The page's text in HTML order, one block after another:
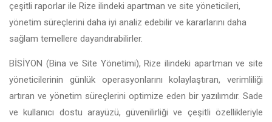
çeşitli raporlar ile Rize ilindeki apartman ve site yöneticileri,
yönetim süreçlerini daha iyi analiz edebilir ve kararlarını daha
sağlam temellere dayandırabilirler.
BİSİYON (Bina ve Site Yönetimi), Rize ilindeki apartman ve site
yöneticilerinin günlük operasyonlarını kolaylaştıran, verimliliği
artıran ve yönetim süreçlerini optimize eden bir yazılımdır. Sade
ve kullanıcı dostu arayüzü, güvenilirliği ve çeşitli özellikleriyle